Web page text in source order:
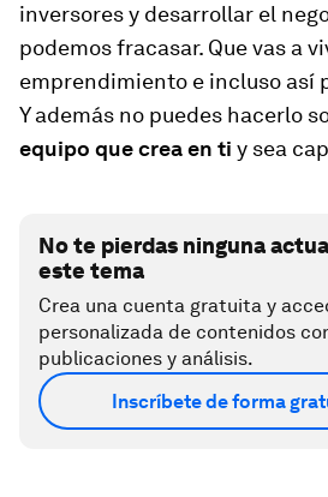
inversores y desarrollar el
podemos fracasar. Que vas a
emprendimiento e incluso así
Y además no puedes hacerlo
equipo que crea en ti y sea
No te pierdas ninguna
este tema
Crea una cuenta gratuita y
personalizada de contenidos
publicaciones y análisis.
Inscríbete de forma